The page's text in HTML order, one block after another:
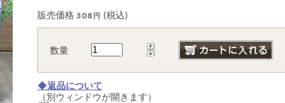
販売価格 308円 (税込)
数量
◆返品について
（別ウィンドウが開きます）